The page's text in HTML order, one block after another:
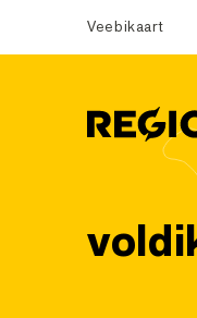
Veebikaart